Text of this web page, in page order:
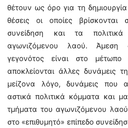
θέτουν ως όρο για τη
θέσεις οι οποίες
συνείδηση και τα πολιτικά
αγωνιζόμενου λαού. Άμεση
γεγονότος είναι στο
αποκλείονται άλλες δυνάμεις
μείζονα λόγο, δυνάμεις που
αστικά πολιτικά κόμματα και
τμήματα του αγωνιζόμενου
στο «επιθυμητό» επίπεδο